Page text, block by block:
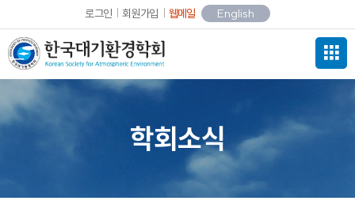
로그인 회원가입 웹메일 English
학회소식